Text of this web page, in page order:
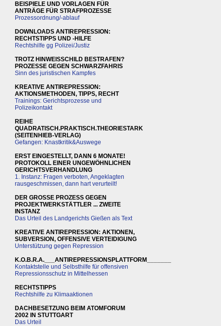
BEISPIELE UND VORLAGEN FÜR
ANTRÄGE FÜR STRAFPROZESSE
Prozessordnung/-ablauf
DOWNLOADS ANTIREPRESSION:
RECHTSTIPPS UND -HILFE
Rechtshilfe gg Polizei/Justiz
TROTZ HINWEISSCHILD BESTRAFEN?
PROZESSE GEGEN SCHWARZFAHRIS
Sinn des juristischen Kampfes
KREATIVE ANTIREPRESSION:
AKTIONSMETHODEN, TIPPS, RECHT
Trainings: Gerichtsprozesse und
Polizeikontakt
REIHE
QUADRATISCH.PRAKTISCH.THEORIESTARK
(SEITENHIEB-VERLAG)
Gefangen: Knastkritik&Auswege
ERST EINGESTELLT, DANN 6 MONATE!
PROTOKOLL EINER UNGEWÖHNLICHEN
GERICHTSVERHANDLUNG
1. Instanz: Fragen verboten, Angeklagten
rausgeschmissen, dann hart verurteilt!
DER GROSSE PROZESS GEGEN
PROJEKTWERKSTÄTTLER ... ZWEITE
INSTANZ
Das Urteil des Landgerichts Gießen als Text
KREATIVE ANTIREPRESSION: AKTIONEN,
SUBVERSION, OFFENSIVE VERTEIDIGUNG
Unterstützung gegen Repression
K.O.B.R.A.___ANTIREPRESSIONSPLATTFORM_______
Kontaktstelle und Selbsthilfe für offensiven
Repressionsschutz in Mittelhessen
RECHTSTIPPS
Rechtshilfe zu Klimaaktionen
DACHBESETZUNG BEIM ATOMFORUM
2002 IN STUTTGART
Das Urteil